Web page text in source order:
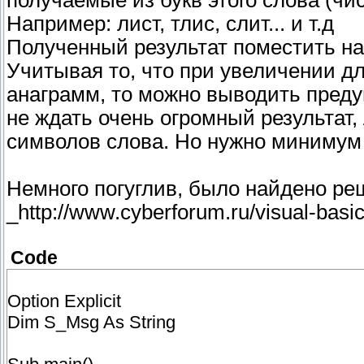
Например: лист, тлис, слит... и т.д
Полученный результат поместить
Учитывая то, что при увеличении
анаграмм, то можно выводить
не ждать очень огромный
символов слова. Но нужно
Немного погуглив, было найдено
_http://www.cyberforum.ru/visual-
Code
Option Explicit
Dim S_Msg As String